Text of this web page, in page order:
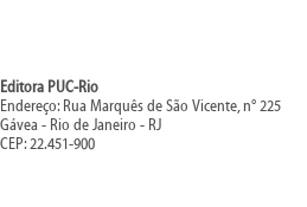
Editora PUC-Rio
Endereço: Rua Marquês de São Vicente, n° 225
Gávea - Rio de Janeiro - RJ
CEP: 22.451-900